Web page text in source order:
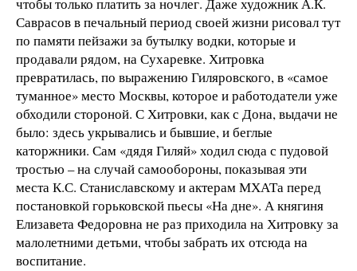
чтобы только платить за ночлег. Даже художник А.К.
Саврасов в печальный период своей жизни рисовал тут
по памяти пейзажи за бутылку водки, которые и
продавали рядом, на Сухаревке. Хитровка
превратилась, по выражению Гиляровского, в «самое
туманное» место Москвы, которое и работодатели уже
обходили стороной. С Хитровки, как с Дона, выдачи не
было: здесь укрывались и бывшие, и беглые
каторжники. Сам «дядя Гиляй» ходил сюда с пудовой
тростью – на случай самообороны, показывая эти
места К.С. Станиславскому и актерам МХАТа перед
постановкой горьковской пьесы «На дне». А княгиня
Елизавета Федоровна не раз приходила на Хитровку за
малолетними детьми, чтобы забрать их отсюда на
воспитание.